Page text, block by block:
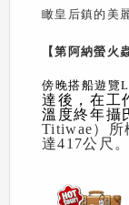
瞰皇后鎮的美
【第阿納螢火
傍晚搭船遊覽
達後，在工
溫度終年攝
Titiwae）所
達417公尺。